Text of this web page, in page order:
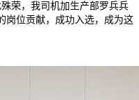
荣，我司机加生产部罗兵兵
岗位贡献，成功入选，成为这